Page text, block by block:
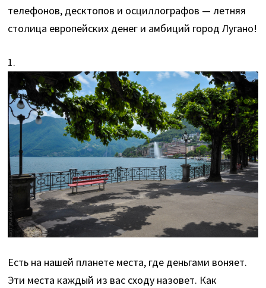
телефонов, десктопов и осциллографов — летняя
столица европейских денег и амбиций город Лугано!
1.
Есть на нашей планете места, где деньгами воняет.
Эти места каждый из вас сходу назовет. Как